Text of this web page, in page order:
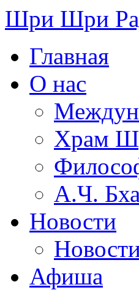
Шри Шри
Главная
О нас
​Храм
А.Ч.
Новости
Афиша